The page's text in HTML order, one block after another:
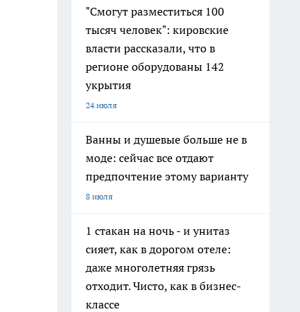
"Смогут разместиться 100
тысяч человек": кировские
власти рассказали, что в
регионе оборудованы 142
укрытия
24 июля
Ванны и душевые больше не в
моде: сейчас все отдают
предпочтение этому варианту
8 июля
1 стакан на ночь - и унитаз
сияет, как в дорогом отеле:
даже многолетняя грязь
отходит. Чисто, как в бизнес-
классе